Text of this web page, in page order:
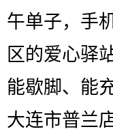
午单子，手
区的爱心驿
能歇脚、能
大连市普兰